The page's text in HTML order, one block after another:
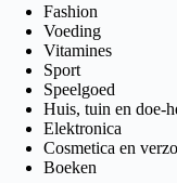
Fashion
Voeding
Vitamines
Sport
Speelgoed
Huis, tuin en doe-
Elektronica
Cosmetica en
Boeken